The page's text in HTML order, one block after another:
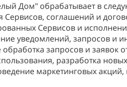
Дом" обрабатывает в
соглашений и
Сервисов и
уведомлений, запросов
запросов и заявок
разработка
маркетинговых